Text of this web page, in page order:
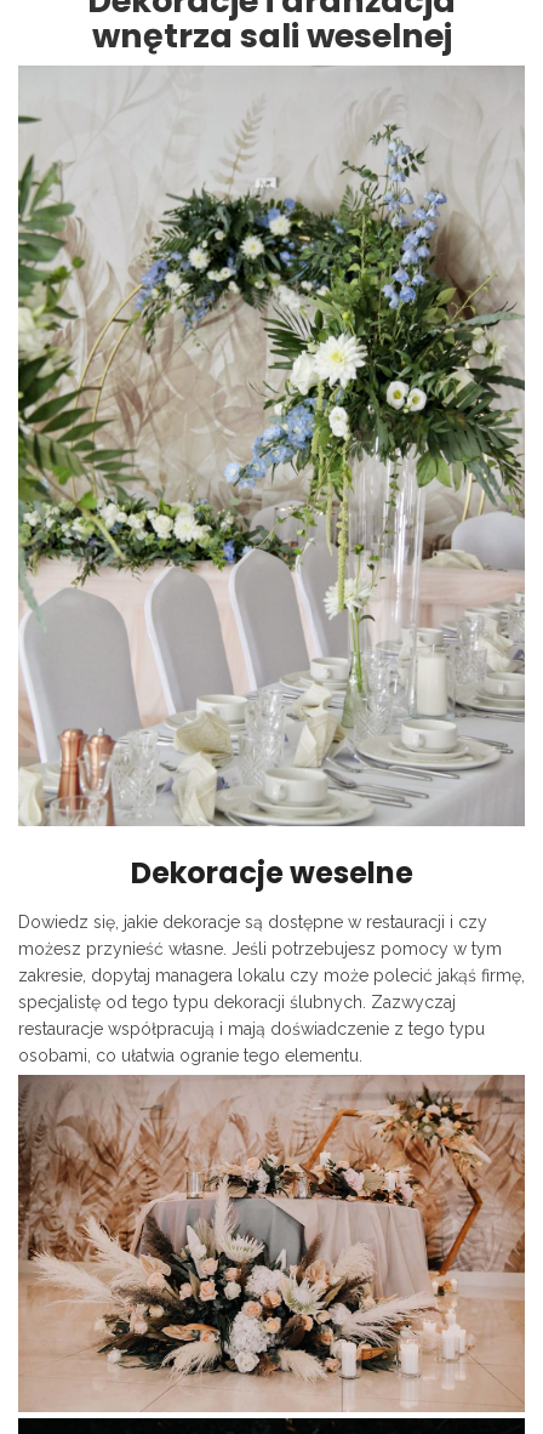
wnętrza sali weselnej
Dekoracje weselne
Dowiedz się, jakie dekoracje są dostępne w restauracji i czy
możesz przynieść własne. Jeśli potrzebujesz pomocy w tym
zakresie, dopytaj managera lokalu czy może polecić jakąś firmę,
specjalistę od tego typu dekoracji ślubnych. Zazwyczaj
restauracje współpracują i mają doświadczenie z tego typu
osobami, co ułatwia ogranie tego elementu.